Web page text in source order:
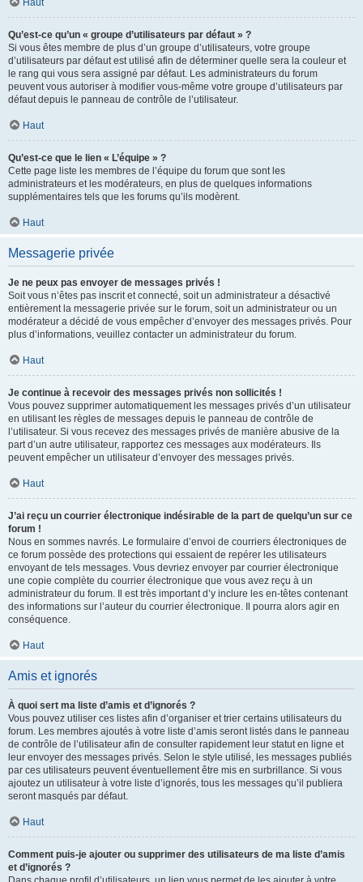
Haut
Qu’est-ce qu’un « groupe d’utilisateurs par défaut » ?
Si vous êtes membre de plus d’un groupe d’utilisateurs, votre groupe
d’utilisateurs par défaut est utilisé afin de déterminer quelle sera la couleur et
le rang qui vous sera assigné par défaut. Les administrateurs du forum
peuvent vous autoriser à modifier vous-même votre groupe d’utilisateurs par
défaut depuis le panneau de contrôle de l’utilisateur.
Haut
Qu’est-ce que le lien « L’équipe » ?
Cette page liste les membres de l’équipe du forum que sont les
administrateurs et les modérateurs, en plus de quelques informations
supplémentaires tels que les forums qu’ils modèrent.
Haut
Messagerie privée
Je ne peux pas envoyer de messages privés !
Soit vous n’êtes pas inscrit et connecté, soit un administrateur a désactivé
entièrement la messagerie privée sur le forum, soit un administrateur ou un
modérateur a décidé de vous empêcher d’envoyer des messages privés. Pour
plus d’informations, veuillez contacter un administrateur du forum.
Haut
Je continue à recevoir des messages privés non sollicités !
Vous pouvez supprimer automatiquement les messages privés d’un utilisateur
en utilisant les règles de messages depuis le panneau de contrôle de
l’utilisateur. Si vous recevez des messages privés de manière abusive de la
part d’un autre utilisateur, rapportez ces messages aux modérateurs. Ils
peuvent empêcher un utilisateur d’envoyer des messages privés.
Haut
J’ai reçu un courrier électronique indésirable de la part de quelqu’un sur ce
forum !
Nous en sommes navrés. Le formulaire d’envoi de courriers électroniques de
ce forum possède des protections qui essaient de repérer les utilisateurs
envoyant de tels messages. Vous devriez envoyer par courrier électronique
une copie complète du courrier électronique que vous avez reçu à un
administrateur du forum. Il est très important d’y inclure les en-têtes contenant
des informations sur l’auteur du courrier électronique. Il pourra alors agir en
conséquence.
Haut
Amis et ignorés
À quoi sert ma liste d’amis et d’ignorés ?
Vous pouvez utiliser ces listes afin d’organiser et trier certains utilisateurs du
forum. Les membres ajoutés à votre liste d’amis seront listés dans le panneau
de contrôle de l’utilisateur afin de consulter rapidement leur statut en ligne et
leur envoyer des messages privés. Selon le style utilisé, les messages publiés
par ces utilisateurs peuvent éventuellement être mis en surbrillance. Si vous
ajoutez un utilisateur à votre liste d’ignorés, tous les messages qu’il publiera
seront masqués par défaut.
Haut
Comment puis-je ajouter ou supprimer des utilisateurs de ma liste d’amis
et d’ignorés ?